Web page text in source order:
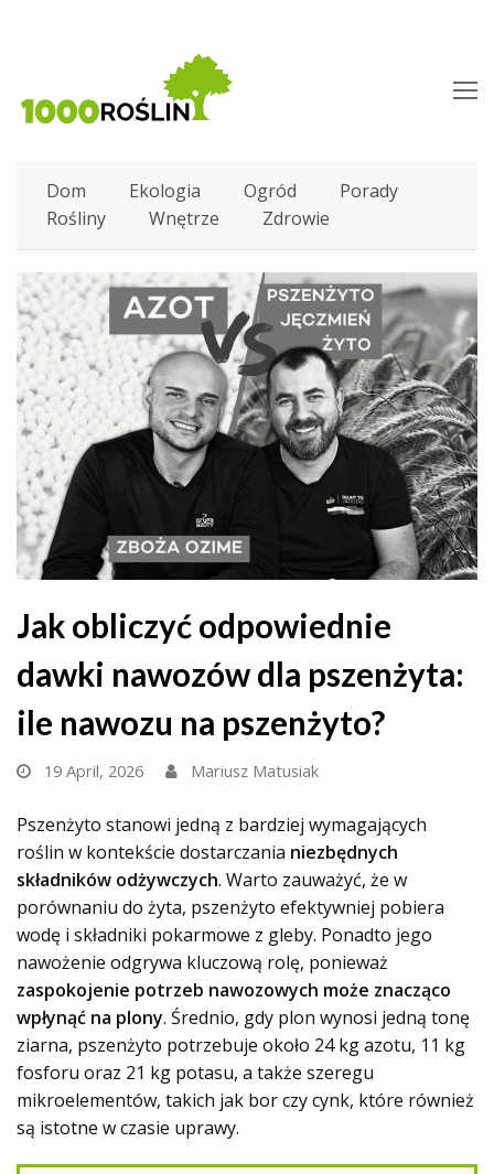
Dom Ekologia Ogród
Porady
Rośliny
Wnętrze Zdrowie
Jak obliczyć odpowiednie
dawki nawozów dla pszenżyta:
ile nawozu na pszenżyto?
19 April, 2026 Mariusz Matusiak
Pszenżyto stanowi jedną z bardziej wymagających
roślin w kontekście dostarczania niezbędnych
składników odżywczych. Warto zauważyć, że w
porównaniu do żyta, pszenżyto efektywniej pobiera
wodę i składniki pokarmowe z gleby. Ponadto jego
nawożenie odgrywa kluczową rolę, ponieważ
zaspokojenie potrzeb nawozowych może znacząco
wpłynąć na plony. Średnio, gdy plon wynosi jedną tonę
ziarna, pszenżyto potrzebuje około 24 kg azotu, 11 kg
fosforu oraz 21 kg potasu, a także szeregu
mikroelementów, takich jak bor czy cynk, które również
są istotne w czasie uprawy.